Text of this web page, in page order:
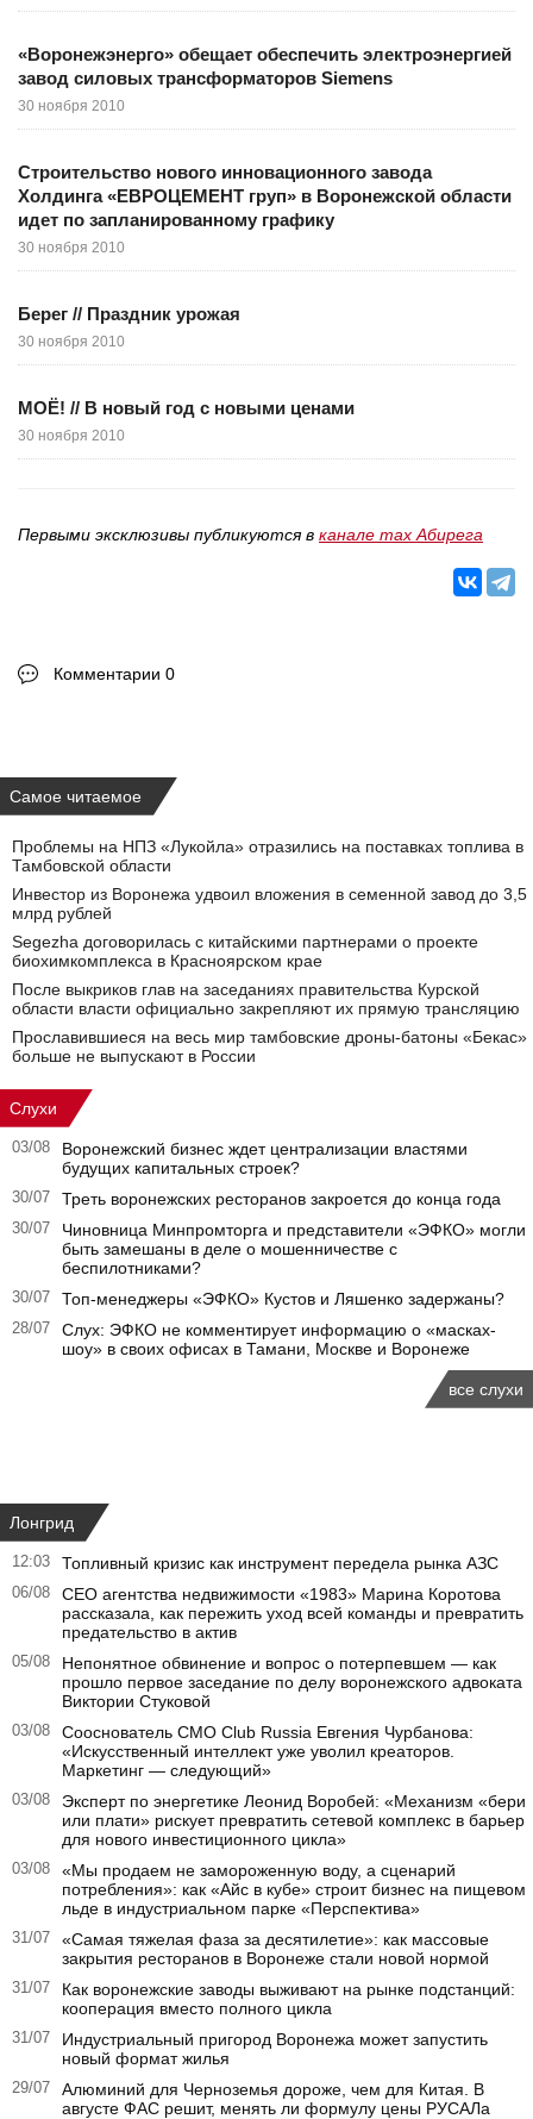
«Воронежэнерго» обещает обеспечить электроэнергией
завод силовых трансформаторов Siemens
30 ноября 2010
Строительство нового инновационного завода
Холдинга «ЕВРОЦЕМЕНТ груп» в Воронежской области
идет по запланированному графику
30 ноября 2010
Берег // Праздник урожая
30 ноября 2010
МОЁ! // В новый год с новыми ценами
30 ноября 2010
Первыми эксклюзивы публикуются в канале max Абирега
Комментарии 0
Самое читаемое
Проблемы на НПЗ «Лукойла» отразились на поставках топлива в
Тамбовской области
Инвестор из Воронежа удвоил вложения в семенной завод до 3,5
млрд рублей
Segezha договорилась с китайскими партнерами о проекте
биохимкомплекса в Красноярском крае
После выкриков глав на заседаниях правительства Курской
области власти официально закрепляют их прямую трансляцию
Прославившиеся на весь мир тамбовские дроны-батоны «Бекас»
больше не выпускают в России
Слухи
03/08
Воронежский бизнес ждет централизации властями
будущих капитальных строек?
30/07 Треть воронежских ресторанов закроется до конца года
30/07
Чиновница Минпромторга и представители «ЭФКО» могли
быть замешаны в деле о мошенничестве с
беспилотниками?
30/07 Топ-менеджеры «ЭФКО» Кустов и Ляшенко задержаны?
28/07
Слух: ЭФКО не комментирует информацию о «масках-
шоу» в своих офисах в Тамани, Москве и Воронеже
все слухи
Лонгрид
12:03 Топливный кризис как инструмент передела рынка АЗС
06/08
CEO агентства недвижимости «1983» Марина Коротова
рассказала, как пережить уход всей команды и превратить
предательство в актив
05/08
Непонятное обвинение и вопрос о потерпевшем — как
прошло первое заседание по делу воронежского адвоката
Виктории Стуковой
03/08
Сооснователь CMO Club Russia Евгения Чурбанова:
«Искусственный интеллект уже уволил креаторов.
Маркетинг — следующий»
03/08
Эксперт по энергетике Леонид Воробей: «Механизм «бери
или плати» рискует превратить сетевой комплекс в барьер
для нового инвестиционного цикла»
03/08
«Мы продаем не замороженную воду, а сценарий
потребления»: как «Айс в кубе» строит бизнес на пищевом
льде в индустриальном парке «Перспектива»
31/07
«Самая тяжелая фаза за десятилетие»: как массовые
закрытия ресторанов в Воронеже стали новой нормой
31/07
Как воронежские заводы выживают на рынке подстанций:
кооперация вместо полного цикла
31/07
Индустриальный пригород Воронежа может запустить
новый формат жилья
29/07
Алюминий для Черноземья дороже, чем для Китая. В
августе ФАС решит, менять ли формулу цены РУСАЛа